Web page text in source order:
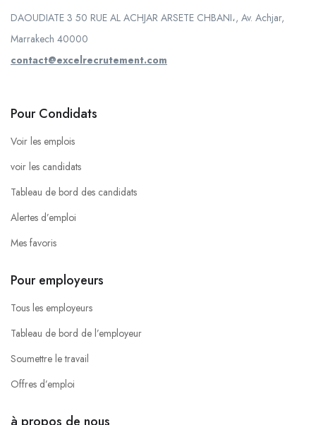
DAOUDIATE 3 50 RUE AL ACHJAR ARSETE CHBANI،, Av. Achjar,
Marrakech 40000
contact@excelrecrutement.com
Pour Condidats
Voir les emplois
voir les candidats
Tableau de bord des candidats
Alertes d’emploi
Mes favoris
Pour employeurs
Tous les employeurs
Tableau de bord de l’employeur
Soumettre le travail
Offres d’emploi